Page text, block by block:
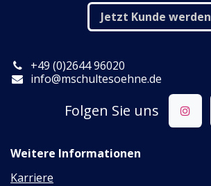
Jetzt Kunde werden
+49 (​0)2644 96020
info@mschultesoehne.de
Folgen Sie uns
Weitere Informationen
Karriere